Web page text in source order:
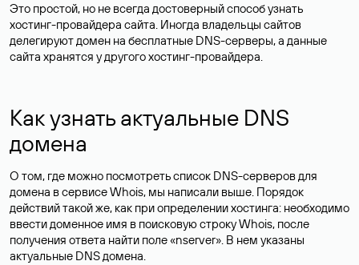
Это простой, но не всегда достоверный способ узнать
хостинг-провайдера сайта. Иногда владельцы сайтов
делегируют домен на бесплатные DNS-серверы, а данные
сайта хранятся у другого хостинг-провайдера.
Как узнать актуальные DNS
домена
О том, где можно посмотреть список DNS-серверов для
домена в сервисе Whois, мы написали выше. Порядок
действий такой же, как при определении хостинга: необходимо
ввести доменное имя в поисковую строку Whois, после
получения ответа найти поле «nserver». В нем указаны
актуальные DNS домена.